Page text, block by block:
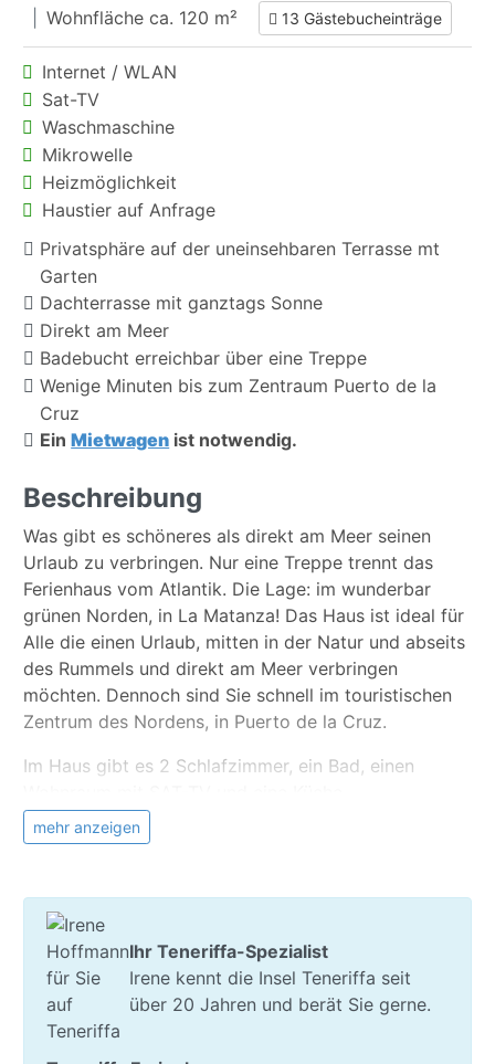
Wohnfläche ca. 120 m²
13 Gästebucheinträge
Internet / WLAN
Sat-TV
Waschmaschine
Mikrowelle
Heizmöglichkeit
Haustier auf Anfrage
Privatsphäre auf der uneinsehbaren Terrasse mt
Garten
Dachterrasse mit ganztags Sonne
Direkt am Meer
Badebucht erreichbar über eine Treppe
Wenige Minuten bis zum Zentraum Puerto de la
Cruz
EinMietwagen ist notwendig.
Beschreibung
Was gibt es schöneres als direkt am Meer seinen
Urlaub zu verbringen. Nur eine Treppe trennt das
Ferienhaus vom Atlantik. Die Lage: im wunderbar
grünen Norden, in La Matanza! Das Haus ist ideal für
Alle die einen Urlaub, mitten in der Natur und abseits
des Rummels und direkt am Meer verbringen
möchten. Dennoch sind Sie schnell im touristischen
Zentrum des Nordens, in Puerto de la Cruz.
Im Haus gibt es 2 Schlafzimmer, ein Bad, einen
Vor dem Haus haben Sie ein eigene Terrasse mit
Tag Sonne haben.
Info zu La Matanza
In der näheren Umgebung finden Sie alles was Sie
benötigen und werden außerdem von der Vielfalt der
Insel überrascht sein. Die Gemeinde La Matanza und
mehr anzeigen
Ihr Teneriffa-Spezialist
Irene kennt die Insel Teneriffa seit
über 20 Jahren und berät Sie gerne.